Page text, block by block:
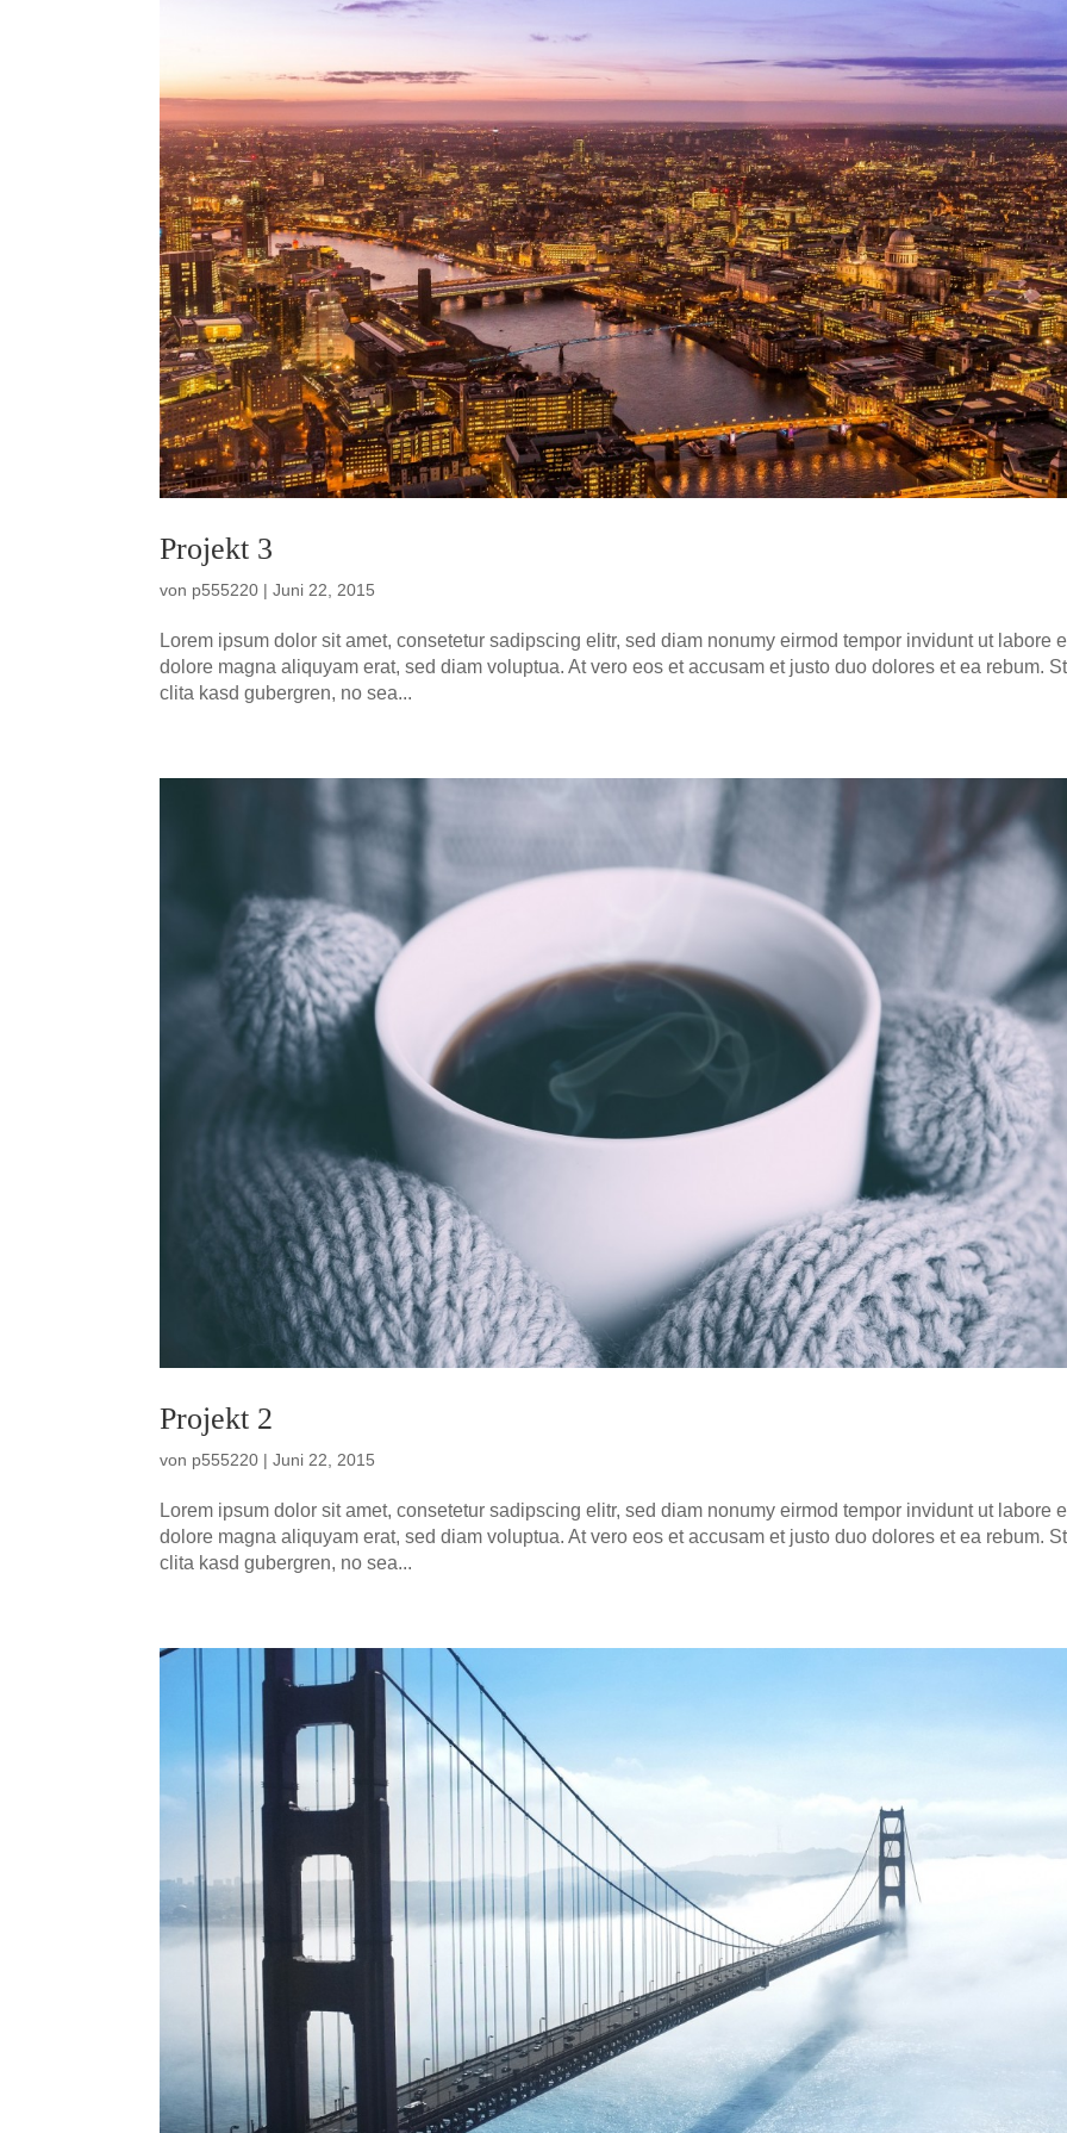
Pro­jekt 3
von p555220 |Juni 22, 2015
Lorem ipsum dolor sit amet, con­sete­tur sadipscing elitr, sed diam nonumy eirm­od tem­por invidunt ut labo­re
dolo­re magna ali­quyam erat, sed diam volup­tua. At vero eos et accu­sam et jus­to duo dolo­res et ea rebum.
cli­ta kasd guber­gren, no sea...
Pro­jekt 2
von p555220 |Juni 22, 2015
Lorem ipsum dolor sit amet, con­sete­tur sadipscing elitr, sed diam nonumy eirm­od tem­por invidunt ut labo­re
dolo­re magna ali­quyam erat, sed diam volup­tua. At vero eos et accu­sam et jus­to duo dolo­res et ea rebum.
cli­ta kasd guber­gren, no sea...